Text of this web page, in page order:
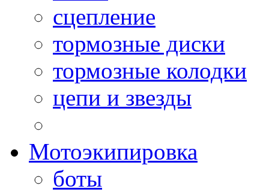
сцепление
тормозные диски
тормозные колодки
цепи и звезды
Мотоэкипировка
боты